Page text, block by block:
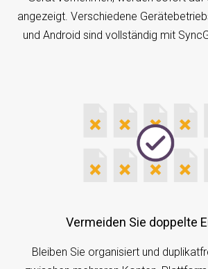
angezeigt. Verschiedene
und Android sind vollständig mit
Vermeiden Sie doppelte
Bleiben Sie organisiert und